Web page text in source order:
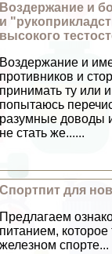
Воздержание и
и
высокого
Воздержание и
противников и
принимать ту или
попытаюсь
разумные доводы
не стать же......
Спортпит для
Предлагаем
питанием, которое
железном спорте...